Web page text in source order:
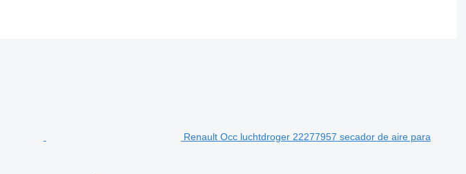
Renault Occ luchtdroger 22277957 secador de aire para